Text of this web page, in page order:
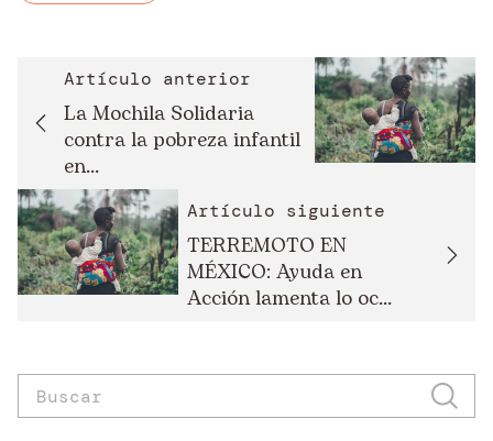
Artículo anterior
La Mochila Solidaria
contra la pobreza infantil
en...
Artículo siguiente
TERREMOTO EN
MÉXICO: Ayuda en
Acción lamenta lo oc...